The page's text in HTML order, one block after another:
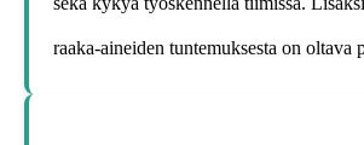
raaka-aineiden tuntemuksesta on oltava